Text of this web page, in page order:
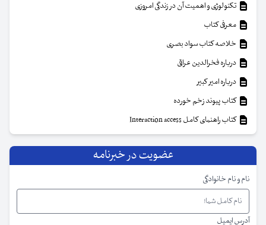
تکنولوژی و اهمیت آن در زندگی امروزی
معرفی کتاب
خلاصه کتاب سواد بصری
درباره فخرالدین عراقی
درباره امیر کبیر
کتاب پیوند زخم خورده
کتاب راهنمای کامل Interaction access
عضویت در خبرنامه
نام و نام خانوادگی
آدرس ایمیل